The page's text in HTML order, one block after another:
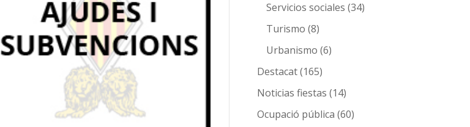
Servicios sociales (34)
Turismo (8)
Urbanismo (6)
Destacat(165)
Noticias fiestas (14)
Ocupació pública (60)